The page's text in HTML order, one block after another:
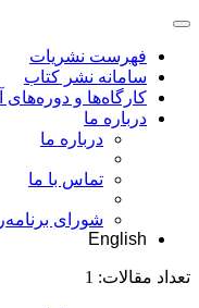
فهرست نشریات
سامانه نشر کتاب
کارگاه‌ها و
درباره ما
درباره ما
تماس با ما
شورای
English
تعداد مقالات: 1